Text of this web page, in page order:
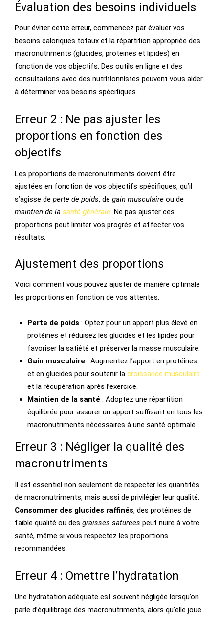
Évaluation des besoins individuels
Pour éviter cette erreur, commencez par évaluer vos
besoins caloriques totaux et la répartition appropriée des
macronutriments (glucides, protéines et lipides) en
fonction de vos objectifs. Des outils en ligne et des
consultations avec des nutritionnistes peuvent vous aider
à déterminer vos besoins spécifiques.
Erreur 2 : Ne pas ajuster les
proportions en fonction des
objectifs
Les proportions de macronutriments doivent être
ajustées en fonction de vos objectifs spécifiques, qu’il
s’agisse de perte de poids, de gain musculaire ou de
maintien de la santé générale. Ne pas ajuster ces
proportions peut limiter vos progrès et affecter vos
résultats.
Ajustement des proportions
Voici comment vous pouvez ajuster de manière optimale
les proportions en fonction de vos attentes.
Perte de poids : Optez pour un apport plus élevé en
protéines et réduisez les glucides et les lipides pour
favoriser la satiété et préserver la masse musculaire.
Gain musculaire : Augmentez l’apport en protéines
et en glucides pour soutenir la croissance musculaire
et la récupération après l’exercice.
Maintien de la santé : Adoptez une répartition
équilibrée pour assurer un apport suffisant en tous les
macronutriments nécessaires à une santé optimale.
Erreur 3 : Négliger la qualité des
macronutriments
Il est essentiel non seulement de respecter les quantités
de macronutriments, mais aussi de privilégier leur qualité.
Consommer des glucides raffinés, des protéines de
faible qualité ou des graisses saturées peut nuire à votre
santé, même si vous respectez les proportions
recommandées.
Erreur 4 : Omettre l’hydratation
Une hydratation adéquate est souvent négligée lorsqu’on
parle d’équilibrage des macronutriments, alors qu’elle joue